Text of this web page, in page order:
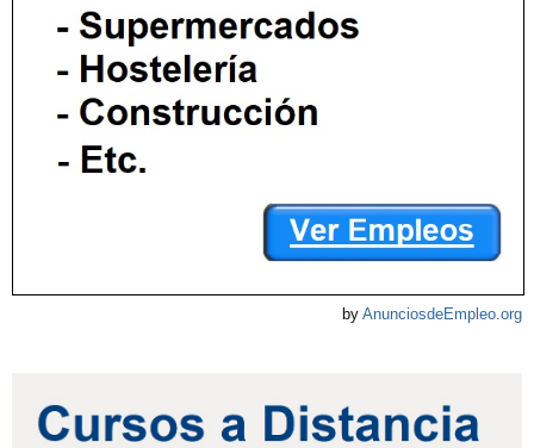
by AnunciosdeEmpleo.org